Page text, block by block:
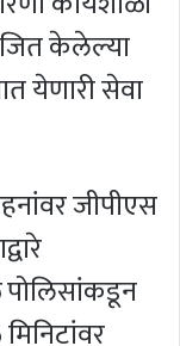
केलेल्या
येणारी सेवा
जीपीएस